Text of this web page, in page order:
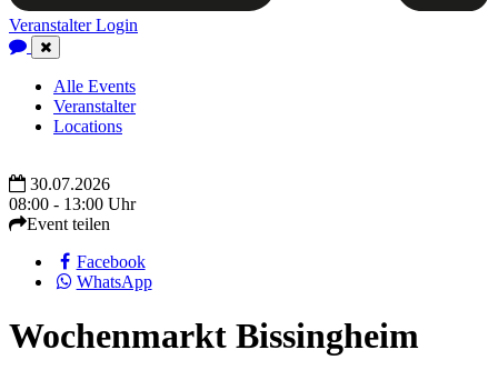
Veranstalter Login
Close
Navigation
Alle Events
Veranstalter
Locations
30.07.2026
08:00 - 13:00 Uhr
Event teilen
Facebook
WhatsApp
Wochenmarkt Bissingheim